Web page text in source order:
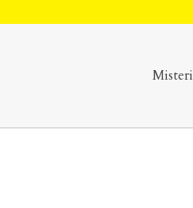
Misteri